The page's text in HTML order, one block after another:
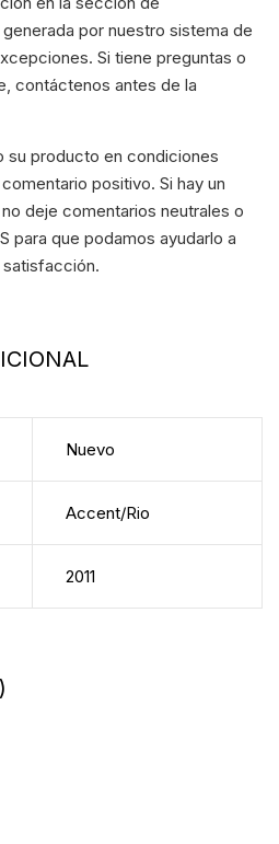
por nuestro sistema de
Si tiene preguntas o
contáctenos antes de la
su producto en condiciones
positivo. Si hay un
deje comentarios neutrales o
para que podamos ayudarlo a
Nuevo
Accent/Rio
2011